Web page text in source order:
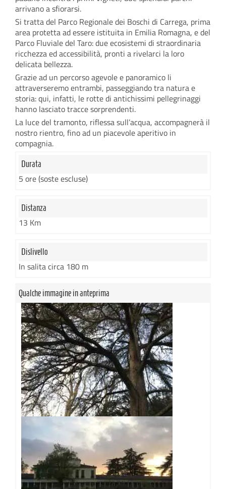
arrivano a sfiorarsi.
Si tratta del Parco Regionale dei Boschi di Carrega, prima
area protetta ad essere istituita in Emilia Romagna, e del
Parco Fluviale del Taro: due ecosistemi di straordinaria
ricchezza ed accessibilità, pronti a rivelarci la loro
delicata bellezza.
Grazie ad un percorso agevole e panoramico li
attraverseremo entrambi, passeggiando tra natura e
storia: qui, infatti, le rotte di antichissimi pellegrinaggi
hanno lasciato tracce sorprendenti.
La luce del tramonto, riflessa sull’acqua, accompagnerà il
nostro rientro, fino ad un piacevole aperitivo in
compagnia.
Durata
5 ore (soste escluse)
Distanza
13 Km
Dislivello
In salita circa 180 m
Qualche immagine in anteprima